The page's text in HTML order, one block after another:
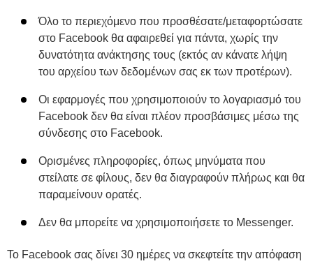
Όλο το περιεχόμενο που προσθέσατε/μεταφορτώσατε
στο Facebook θα αφαιρεθεί για πάντα, χωρίς την
δυνατότητα ανάκτησης τους (εκτός αν κάνατε λήψη
του αρχείου των δεδομένων σας εκ των προτέρων).
Οι εφαρμογές που χρησιμοποιούν το λογαριασμό του
Facebook δεν θα είναι πλέον προσβάσιμες μέσω της
σύνδεσης στο Facebook.
Ορισμένες πληροφορίες, όπως μηνύματα που
στείλατε σε φίλους, δεν θα διαγραφούν πλήρως και θα
παραμείνουν ορατές.
Δεν θα μπορείτε να χρησιμοποιήσετε το Messenger.
Το Facebook σας δίνει 30 ημέρες να σκεφτείτε την απόφαση